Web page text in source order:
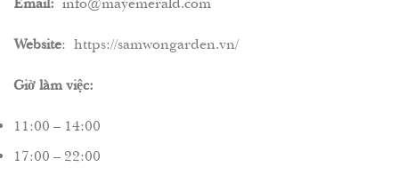
Email: info@mayemerald.com
Website: https://samwongarden.vn/
Giờ làm việc:
11:00 – 14:00
17:00 – 22:00